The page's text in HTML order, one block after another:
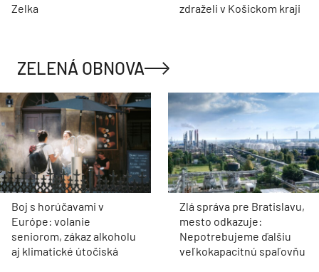
Zelka
zdraželi v Košickom kraji
ZELENÁ OBNOVA
Boj s horúčavami v
Európe: volanie
seniorom, zákaz alkoholu
aj klimatické útočiská
Zlá správa pre Bratislavu,
mesto odkazuje:
Nepotrebujeme ďalšiu
veľkokapacitnú spaľovňu